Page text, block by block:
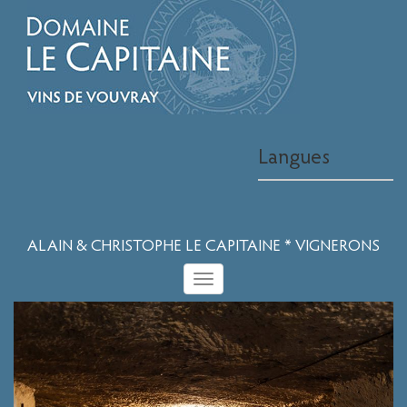
Langues
ALAIN & CHRISTOPHE LE CAPITAINE * VIGNERONS
Toggle
navigation